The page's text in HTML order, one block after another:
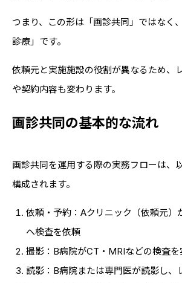
つまり、この形は「画診共同」ではなく
診療」です。
依頼元と実施施設の役割が異なるため、
や契約内容も変わります。
画診共同の基本的な流れ
画診共同を運用する際の実務フローは、
構成されます。
依頼・予約：Aクリニック（依頼元）
へ検査を依頼
撮影：B病院がCT・MRIなどの検査を
読影：B病院または専門医が読影し、